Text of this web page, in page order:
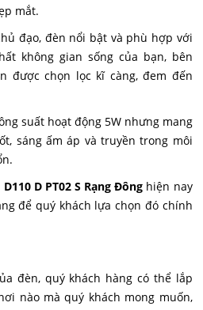
mắt.
đạo, đèn nổi bật và phù hợp với
không gian sống của bạn, bên
được chọn lọc kĩ càng, đem đến
suất hoạt động 5W nhưng mang
sáng ấm áp và truyền trong môi
D PT02 S Rạng Đông hiện nay
để quý khách lựa chọn đó chính
đèn, quý khách hàng có thể lắp
nào mà quý khách mong muốn,